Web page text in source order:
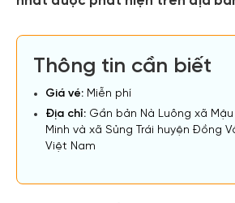
Thông tin cần biết
Giá vé: Miễn phí
Địa chỉ: Gần bản Nà Luông xã
Minh và xã Sủng Trái huyện Đồng
Việt Nam